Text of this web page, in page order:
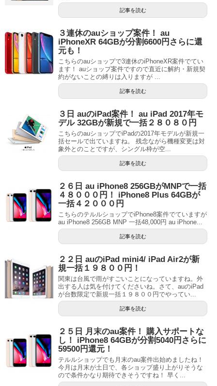
記事を読む
３連休のauショップ案件！ au
iPhoneXR 64GBが分割6600円さらに還
元も！
こちらのauショップで3連休のiPhoneXR案件でてい
ます！ auショップ案件ですので直近に解約・新規契
約がないことの縛りは入りますが ...
記事を読む
３日 auのiPad案件！ au iPad 2017年モ
デル 32GBが新規で一括２８０８０円
こちらのauショップでiPadの2017年モデルが新規一
括セールで出ていますね。 残念ながら機種変更は対
象外とのことですが、シングル枠が空...
記事を読む
２６日 au iPhone8 256GBがMNPで一括
４８０００円！ iPhone8 Plus 64GBが
一括４２０００円
こちらのテルルショップでiPhone8案件でていますが
au iPhone8 256GB MNP 一括48,000円 au iPhone...
記事を読む
２２日 auのiPad mini4/ iPad Air2が新
規一括１９８００円！
関東は台風で雨がすごいことになっていますね。外
出する人は気を付けてくださいね。さて、auのiPad
が台数限定で新規一括１９８００円でやってい...
記事を読む
２５日 月末のau案件！ 購入サポートな
し！ iPhone8 64GBが分割5040円さらに
59500円還元！
テルルショップでも月末のau案件出始めましたね！
今月は月末が土日で、各ショップ盛り上がりそうな
ので条件かなり期待できそうですね！ 早く...